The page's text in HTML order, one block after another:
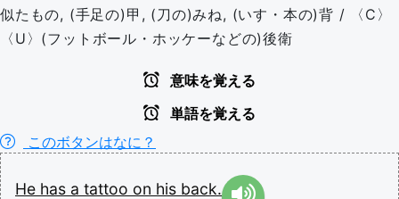
似たもの, (手足の)甲, (刀の)みね, (いす・本の)背 / 〈C〉
〈U〉(フットボール・ホッケーなどの)後衛
意味を覚える
単語を覚える
このボタンはなに？
He has a tattoo on his back.